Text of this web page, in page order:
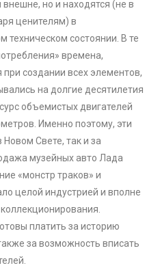
но и находятся (не в
ценителям) в
техническом состоянии. В те
времена,
создании всех элементов,
на долгие десятилетия
объемистых двигателей
Именно поэтому, эти
Свете, так и за
музейных авто Лада
«монстр траков» и
целой индустрией и вполне
платить за историю
за возможность вписать